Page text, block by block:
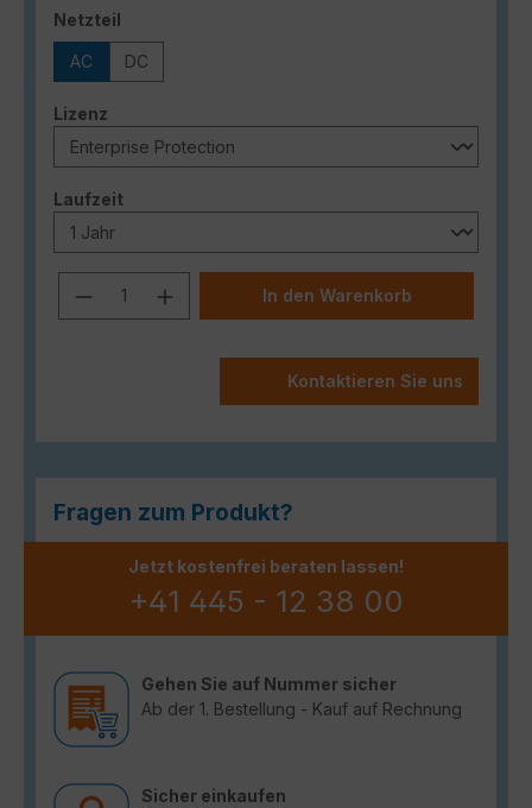
Netzteil
AC DC
Lizenz
Laufzeitauswählen
Produkt Anzahl: Gib den
In den Warenkorb
Kontaktieren Sie uns
Fragen zum Produkt?
Jetzt kostenfrei beraten lassen!
+41 445 - 12 38 00
Gehen Sie auf Nummer sicher
Ab der 1. Bestellung - Kauf auf Rechnung
Sicher einkaufen